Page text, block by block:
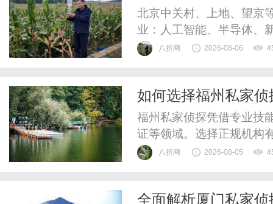
住“人带技术走”的底
北京中关村、上地、望京
业：人工智能、半导体
核心竞争力，往往浓缩在
争对手处“无缝衔接”推出
八折网 2026-08-06
如何选择福州私家
福州私家侦探凭借专业技
证等领域。选择正规机构
八折网 2026-08-05
全面解析厦门私家